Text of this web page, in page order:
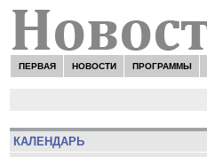
ПЕРВАЯ НОВОСТИ ПРОГРАММЫ
КАЛЕНДАРЬ